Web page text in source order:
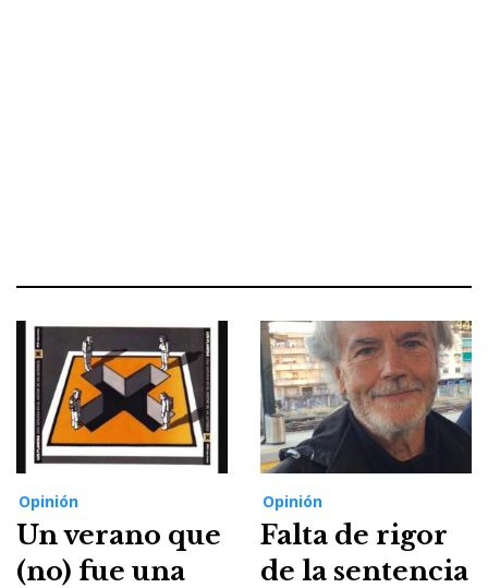
Opinión
Un verano que
(no) fue una
Opinión
Falta de rigor
de la sentencia